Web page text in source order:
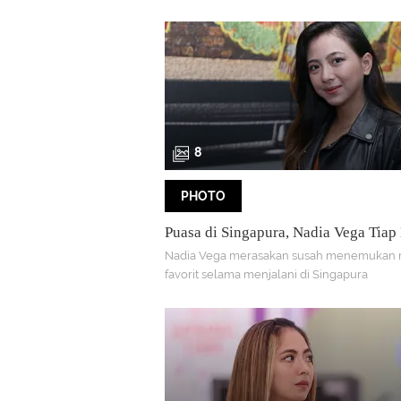
8
PHOTO
Puasa di Singapura, Nadia Vega
Masak Tempe
Nadia Vega merasakan susah menemukan
favorit selama menjalani di Singapura